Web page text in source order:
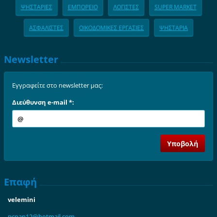
ΨΗΣΤΑΡΙΕΣ ΕΜΠΟΡΕΙΟ ΛΟΓΙΣΤΕΣ SUPER MARKET
ΑΣΦΑΛΙΣΤΕΣ ΟΙΚΟΔΟΜΙΚΕΣ ΕΡΓΑΣΙΕΣ ΨΗΣΤΑΡΙΑ
Newsletter
Εγγραφείτε στο newsletter μας:
Διεύθυνση e-mail *:
Επαφή
velemini